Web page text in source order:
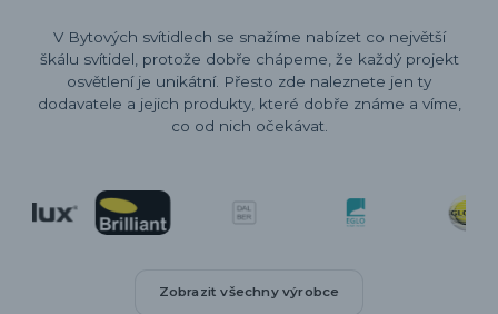
V Bytových svítidlech se snažíme nabízet co největší
škálu svítidel, protože dobře chápeme, že každý projekt
osvětlení je unikátní. Přesto zde naleznete jen ty
dodavatele a jejich produkty, které dobře známe a víme,
co od nich očekávat.
Zobrazit všechny výrobce